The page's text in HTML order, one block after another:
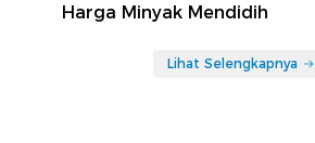
Harga Minyak Mendidih
Lihat Selengkapnya